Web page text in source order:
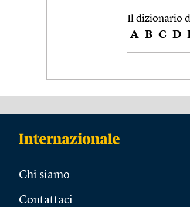
Il dizionario
A B C D
Chi siamo
Contattaci